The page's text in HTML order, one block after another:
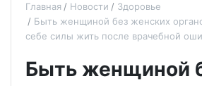
Главная Новости
Здоровье
Быть женщиной без женских
себе силы жить после врачебной
Быть женщиной